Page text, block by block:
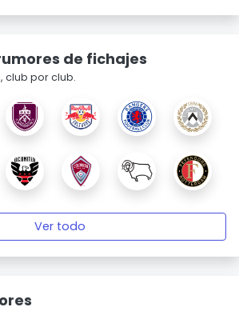
de fichajes
club por club.
Ver todo